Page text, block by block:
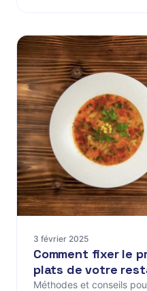
3 février 2025
Comment fixer le
plats de votre
Méthodes et conseils